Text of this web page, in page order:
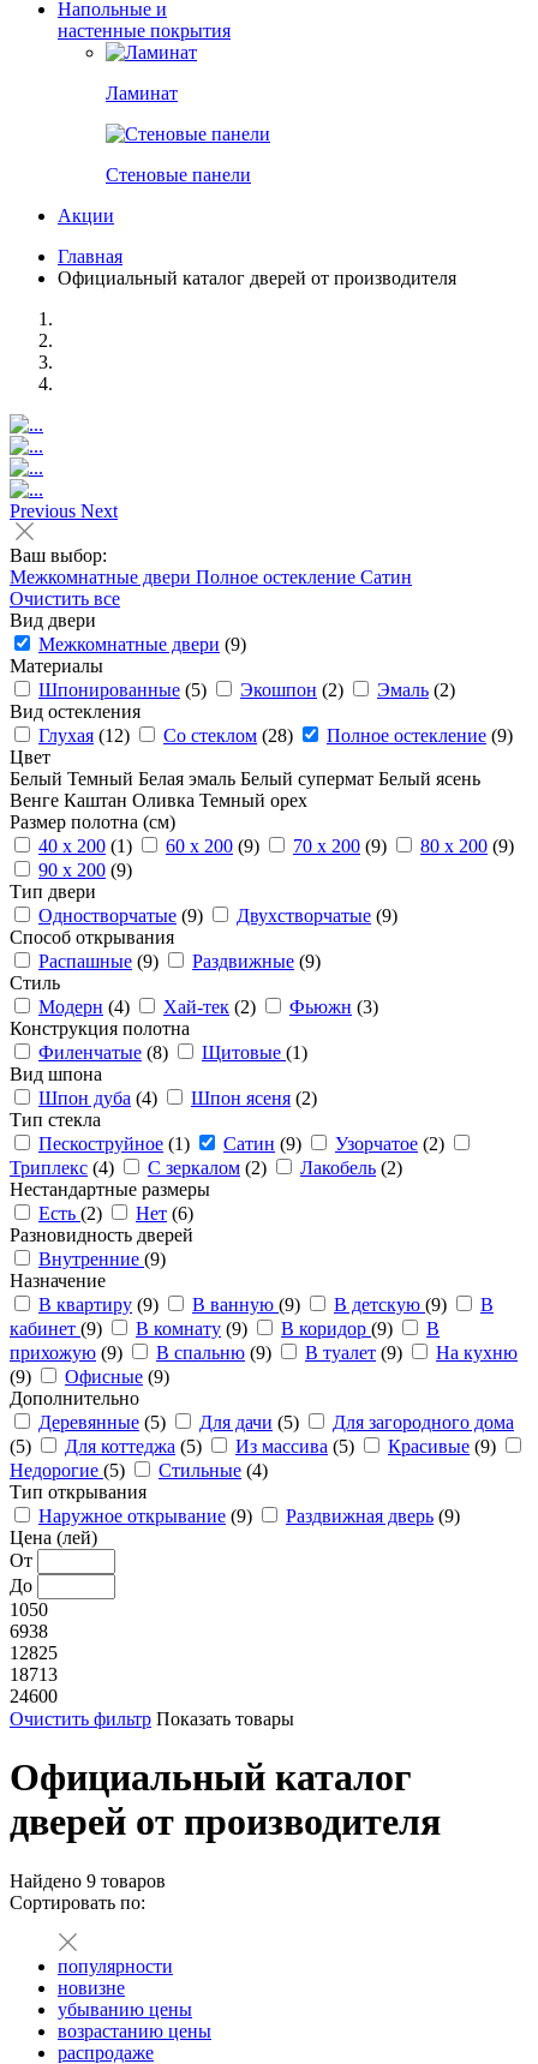
Напольные и
настенные покрытия
Ламинат
Стеновые панели
Акции
Главная
Официальный каталог дверей от производителя
Previous Next
Ваш выбор:
Межкомнатные двери Полное остекление Сатин
Очистить все
Вид двери
Межкомнатные двери (9)
Материалы
Шпонированные (5) Экошпон (2) Эмаль (2)
Вид остекления
Глухая (12) Со стеклом (28) Полное остекление (9)
Цвет
Белый Темный Белая эмаль Белый супермат Белый ясень
Венге Каштан Оливка Темный орех
Размер полотна (см)
40 x 200 (1) 60 x 200 (9) 70 x 200 (9) 80 x 200 (9)
90 x 200 (9)
Тип двери
Одностворчатые (9) Двухстворчатые (9)
Способ открывания
Распашные (9) Раздвижные (9)
Стиль
Модерн (4) Хай-тек (2) Фьюжн (3)
Конструкция полотна
Филенчатые (8) Щитовые (1)
Вид шпона
Шпон дуба (4) Шпон ясеня (2)
Тип стекла
Пескоструйное (1) Сатин (9) Узорчатое (2)
Триплекс (4) С зеркалом (2) Лакобель (2)
Нестандартные размеры
Есть (2) Нет (6)
Разновидность дверей
Внутренние (9)
Назначение
В квартиру (9) В ванную (9) В детскую (9)
В
кабинет (9) В комнату (9) В коридор (9)
В
прихожую (9) В спальню (9) В туалет (9)
На кухню
(9)
Офисные (9)
Дополнительно
Деревянные (5) Для дачи (5)
Для загородного дома
(5)
Для коттеджа (5) Из массива (5) Красивые (9)
Недорогие (5) Стильные (4)
Тип открывания
Наружное открывание (9) Раздвижная дверь (9)
Цена (лей)
От
До
1050
6938
12825
18713
24600
Очистить фильтр Показать товары
Официальный каталог
дверей от производителя
Найдено 9 товаров
Сортировать по:
популярности
новизне
убыванию цены
возрастанию цены
распродаже